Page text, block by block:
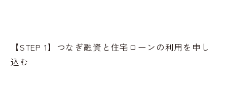
【STEP 1】つなぎ融資と住宅ローンの利用を申し
込む